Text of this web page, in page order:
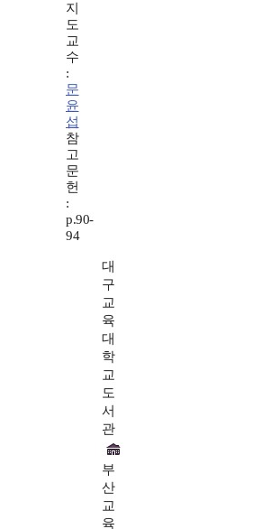
지
도
교
수
:
문
윤
섭
참
고
문
헌
:
p.90-
94
대
구
교
육
대
학
교
도
서
관
부
산
교
육